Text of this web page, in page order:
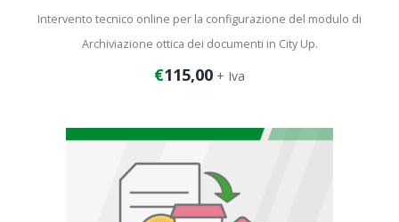
Intervento tecnico online per la configurazione del modulo di
Archiviazione ottica dei documenti in City Up.
Durata dell’intervento: 2 ore
€115,00 + Iva